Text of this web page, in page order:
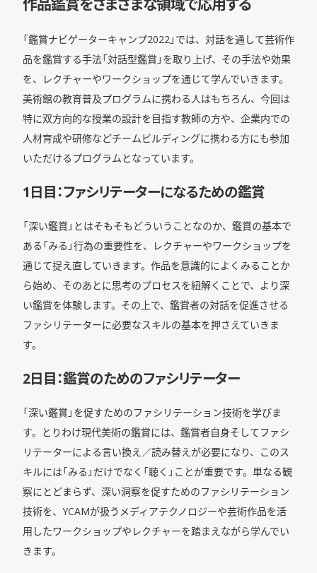
「鑑賞ナビゲーターキャンプ2022」では、対話を通して芸術作
品を鑑賞する手法「対話型鑑賞」を取り上げ、その手法や効果
を、レクチャーやワークショップを通じて学んでいきます。
美術館の教育普及プログラムに携わる人はもちろん、今回は
特に双方向的な授業の設計を目指す教師の方や、企業内での
人材育成や研修などチームビルディングに携わる方にも参加
いただけるプログラムとなっています。
1日目：ファシリテーターになるための鑑賞
「深い鑑賞」とはそもそもどういうことなのか、鑑賞の基本で
ある「みる」行為の重要性を、レクチャーやワークショップを
通じて捉え直していきます。作品を意識的によくみることか
ら始め、そのあとに思考のプロセスを紐解くことで、より深
い鑑賞を体験します。その上で、鑑賞者の対話を促進させる
ファシリテーターに必要なスキルの基本を押さえていきま
す。
2日目：鑑賞のためのファシリテーター
「深い鑑賞」を促すためのファシリテーション技術を学びま
す。とりわけ現代美術の鑑賞には、鑑賞者自身そしてファシ
リテーターによる言い換え／読み替えが必要になり、このス
キルには「みる」だけでなく「聴く」ことが重要です。単なる観
察にとどまらず、深い洞察を促すためのファシリテーション
技術を、YCAMが扱うメディアテクノロジーや芸術作品を活
用したワークショップやレクチャーを踏まえながら学んでい
きます。